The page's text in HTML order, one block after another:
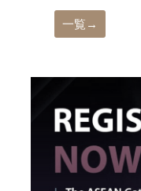
一覧→